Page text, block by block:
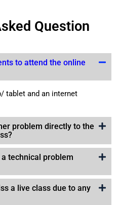
Question
to attend the online
tablet and an internet
problem directly to the
technical problem
a live class due to any